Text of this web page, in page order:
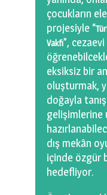
çocukların ele
projesiyle “
Vakfı”,
eksiksiz bir
oluşturmak,
doğayla
gelişimlerine
dış mekân
içinde özgür
hedefliyor.